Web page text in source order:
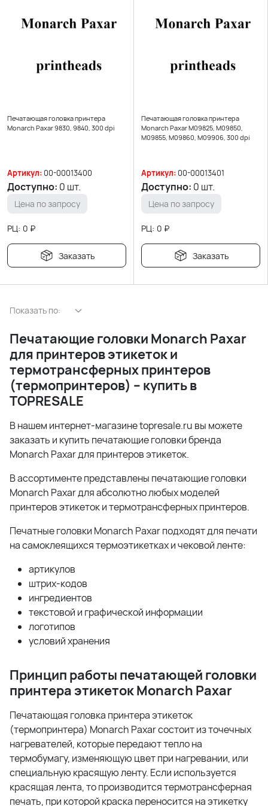
Печатающая головка принтера
Monarch Paxar 9830, 9840, 300 dpi
Артикул: 00-00013400
Доступно: 0 шт.
Цена по запросу
РЦ: 0 ₽
Заказать
Печатающая головка принтера
Monarch Paxar M09825, M09850,
M09855, M09860, M09906, 300 dpi
Артикул: 00-00013401
Доступно: 0 шт.
Цена по запросу
РЦ: 0 ₽
Заказать
Показать по:
Печатающие головки Monarch Paxar
для принтеров этикеток и
термотрансферных принтеров
(термопринтеров) – купить в
TOPRESALE
В нашем интернет-магазине topresale.ru вы можете
заказать и купить печатающие головки бренда
Monarch Paxar для принтеров этикеток.
В ассортименте представлены печатающие головки
Monarch Paxar для абсолютно любых моделей
принтеров этикеток и термотрансферных принтеров.
Печатные головки Monarch Paxar подходят для печати
на самоклеящихся термоэтикетках и чековой ленте:
артикулов
штрих-кодов
ингредиентов
текстовой и графической информации
логотипов
условий хранения
Принцип работы печатающей головки
принтера этикетокMonarch Paxar
Печатающая головка принтера этикеток
(термопринтера) Monarch Paxar состоит из точечных
нагревателей, которые передают тепло на
термобумагу, изменяющую цвет при нагревании, или
специальную красящую ленту. Если используется
красящая лента, то производится термотрансферная
печать, при которой краска переносится на этикетку